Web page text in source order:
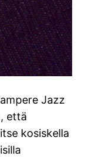
Jazz
että
kosiskella